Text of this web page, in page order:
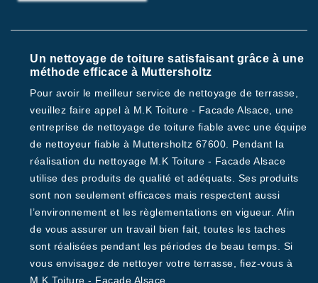
Un nettoyage de toiture satisfaisant grâce à une
méthode efficace à Muttersholtz
Pour avoir le meilleur service de nettoyage de terrasse,
veuillez faire appel à M.K Toiture - Facade Alsace, une
entreprise de nettoyage de toiture fiable avec une équipe
de nettoyeur fiable à Muttersholtz 67600. Pendant la
réalisation du nettoyage M.K Toiture - Facade Alsace
utilise des produits de qualité et adéquats. Ses produits
sont non seulement efficaces mais respectent aussi
l’environnement et les règlementations en vigueur. Afin
de vous assurer un travail bien fait, toutes les taches
sont réalisées pendant les périodes de beau temps. Si
vous envisagez de nettoyer votre terrasse, fiez-vous à
M.K Toiture - Facade Alsace.